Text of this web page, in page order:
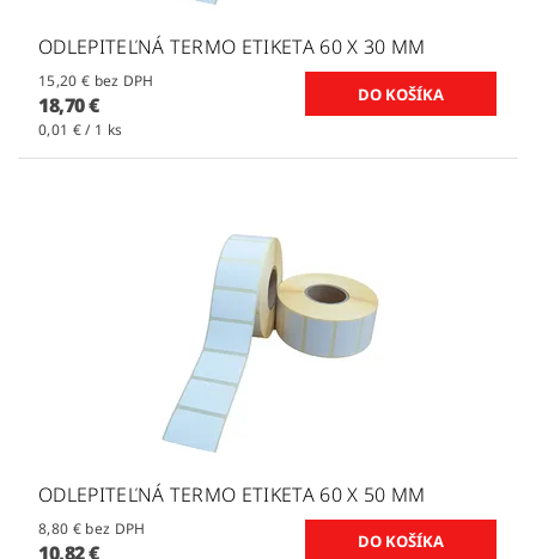
ODLEPITEĽNÁ TERMO ETIKETA 60 X 30 MM
15,20 € bez DPH
18,70 €
0,01 € / 1 ks
ODLEPITEĽNÁ TERMO ETIKETA 60 X 50 MM
8,80 € bez DPH
10,82 €